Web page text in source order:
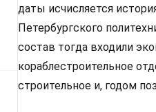
даты исчисляется
Петербургского
состав тогда входили
кораблестроительное
строительное и, годом